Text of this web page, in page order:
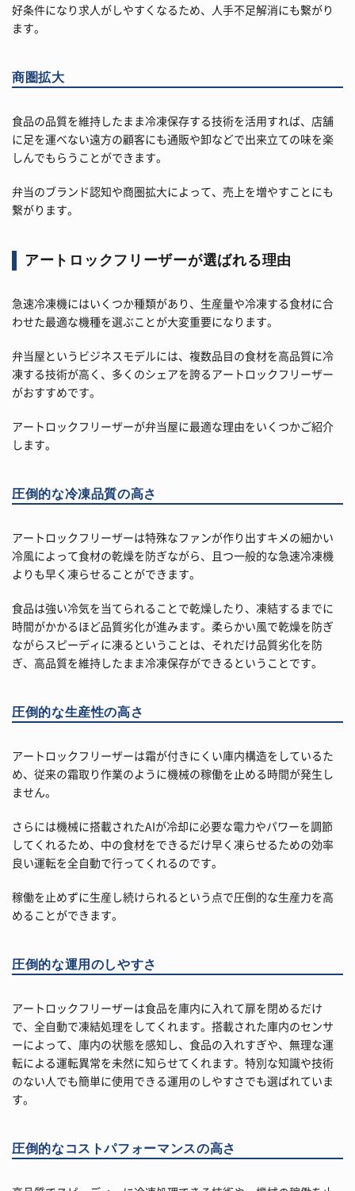
好条件になり求人がしやすくなるため、人手不足解消にも繋がり
ます。
商圏拡大
食品の品質を維持したまま冷凍保存する技術を活用すれば、店舗
に足を運べない遠方の顧客にも通販や卸などで出来立ての味を楽
しんでもらうことができます。
弁当のブランド認知や商圏拡大によって、売上を増やすことにも
繋がります。
アートロックフリーザーが選ばれる理由
急速冷凍機にはいくつか種類があり、生産量や冷凍する食材に合
わせた最適な機種を選ぶことが大変重要になります。
弁当屋というビジネスモデルには、複数品目の食材を高品質に冷
凍する技術が高く、多くのシェアを誇るアートロックフリーザー
がおすすめです。
アートロックフリーザーが弁当屋に最適な理由をいくつかご紹介
します。
圧倒的な冷凍品質の高さ
アートロックフリーザーは特殊なファンが作り出すキメの細かい
冷風によって食材の乾燥を防ぎながら、且つ一般的な急速冷凍機
よりも早く凍らせることができます。
食品は強い冷気を当てられることで乾燥したり、凍結するまでに
時間がかかるほど品質劣化が進みます。柔らかい風で乾燥を防ぎ
ながらスピーディに凍るということは、それだけ品質劣化を防
ぎ、高品質を維持したまま冷凍保存ができるということです。
圧倒的な生産性の高さ
アートロックフリーザーは霜が付きにくい庫内構造をしているた
め、従来の霜取り作業のように機械の稼働を止める時間が発生し
ません。
さらには機械に搭載されたAIが冷却に必要な電力やパワーを調節
してくれるため、中の食材をできるだけ早く凍らせるための効率
良い運転を全自動で行ってくれるのです。
稼働を止めずに生産し続けられるという点で圧倒的な生産力を高
めることができます。
圧倒的な運用のしやすさ
アートロックフリーザーは食品を庫内に入れて扉を閉めるだけ
で、全自動で凍結処理をしてくれます。搭載された庫内のセンサ
ーによって、庫内の状態を感知し、食品の入れすぎや、無理な運
転による運転異常を未然に知らせてくれます。特別な知識や技術
のない人でも簡単に使用できる運用のしやすさでも選ばれていま
す。
圧倒的なコストパフォーマンスの高さ